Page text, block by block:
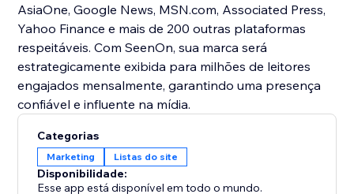
AsiaOne, Google News, MSN.com, Associated Press,
Yahoo Finance e mais de 200 outras plataformas
respeitáveis. Com SeenOn, sua marca será
estrategicamente exibida para milhões de leitores
engajados mensalmente, garantindo uma presença
confiável e influente na mídia.
Categorias
Marketing Listas do site
Disponibilidade:
Esse app está disponível em todo o mundo.